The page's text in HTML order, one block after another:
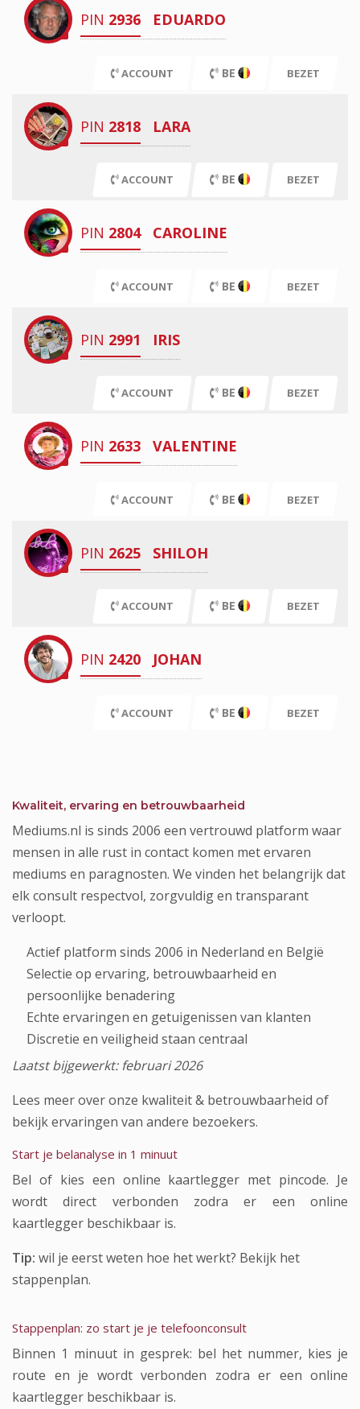
PIN 2936 EDUARDO
ACCOUNT BE BEZET
PIN 2818 LARA
ACCOUNT BE BEZET
PIN 2804 CAROLINE
ACCOUNT BE BEZET
PIN 2991 IRIS
ACCOUNT BE BEZET
PIN 2633 VALENTINE
ACCOUNT BE BEZET
PIN 2625 SHILOH
ACCOUNT BE BEZET
PIN 2420 JOHAN
ACCOUNT BE BEZET
Kwaliteit, ervaring en betrouwbaarheid
Mediums.nl is sinds 2006 een vertrouwd platform waar
mensen in alle rust in contact komen met ervaren
mediums en paragnosten. We vinden het belangrijk dat
elk consult respectvol, zorgvuldig en transparant
verloopt.
Actief platform sinds 2006 in Nederland en België
Selectie op ervaring, betrouwbaarheid en
persoonlijke benadering
Echte ervaringen en getuigenissen van klanten
Discretie en veiligheid staan centraal
Laatst bijgewerkt: februari 2026
Lees meer over onze kwaliteit & betrouwbaarheid of
bekijkervaringen van andere bezoekers.
Start je belanalyse in 1 minuut
Bel of kies een online kaartlegger met pincode. Je
wordt direct verbonden zodra er een online
kaartlegger beschikbaar is.
Tip: wil je eerst weten hoe het werkt? Bekijk het
stappenplan.
Stappenplan: zo start je je telefoonconsult
Binnen 1 minuut in gesprek: bel het nummer, kies je
route en je wordt verbonden zodra er een online
kaartlegger beschikbaar is.